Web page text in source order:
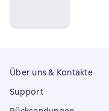
Über uns & Kontakte
Support